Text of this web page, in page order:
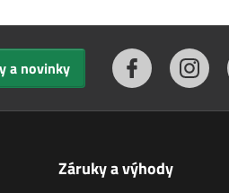
a novinky
Záruky a výhody